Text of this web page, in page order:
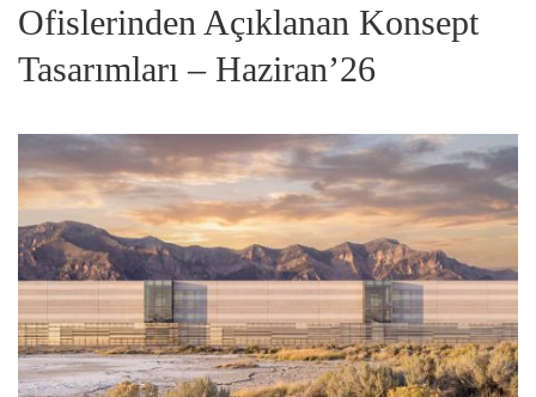
Ofislerinden Açıklanan Konsept
Tasarımları – Haziran’26